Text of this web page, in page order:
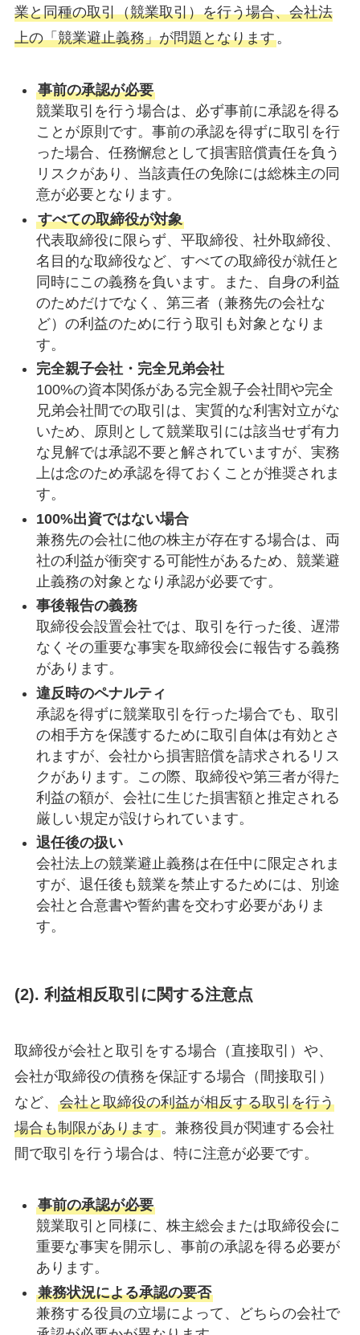
業と同種の取引（競業取引）を行う場合、会社法
上の「競業避止義務」が問題となります。
事前の承認が必要
競業取引を行う場合は、必ず事前に承認を得る
ことが原則です。事前の承認を得ずに取引を行
った場合、任務懈怠として損害賠償責任を負う
リスクがあり、当該責任の免除には総株主の同
意が必要となります。
すべての取締役が対象
代表取締役に限らず、平取締役、社外取締役、
名目的な取締役など、すべての取締役が就任と
同時にこの義務を負います。また、自身の利益
のためだけでなく、第三者（兼務先の会社な
ど）の利益のために行う取引も対象となりま
す。
完全親子会社・完全兄弟会社
100%の資本関係がある完全親子会社間や完全
兄弟会社間での取引は、実質的な利害対立がな
いため、原則として競業取引には該当せず有力
な見解では承認不要と解されていますが、実務
上は念のため承認を得ておくことが推奨されま
す。
100%出資ではない場合
兼務先の会社に他の株主が存在する場合は、両
社の利益が衝突する可能性があるため、競業避
止義務の対象となり承認が必要です。
事後報告の義務
取締役会設置会社では、取引を行った後、遅滞
なくその重要な事実を取締役会に報告する義務
があります。
違反時のペナルティ
承認を得ずに競業取引を行った場合でも、取引
の相手方を保護するために取引自体は有効とさ
れますが、会社から損害賠償を請求されるリス
クがあります。この際、取締役や第三者が得た
利益の額が、会社に生じた損害額と推定される
厳しい規定が設けられています。
退任後の扱い
会社法上の競業避止義務は在任中に限定されま
すが、退任後も競業を禁止するためには、別途
会社と合意書や誓約書を交わす必要がありま
す。
(2). 利益相反取引に関する注意点
取締役が会社と取引をする場合（直接取引）や、
会社が取締役の債務を保証する場合（間接取引）
など、 会社と取締役の利益が相反する取引を行う
場合も制限があります。兼務役員が関連する会社
間で取引を行う場合は、特に注意が必要です。
事前の承認が必要
競業取引と同様に、株主総会または取締役会に
重要な事実を開示し、事前の承認を得る必要が
あります。
兼務状況による承認の要否
兼務する役員の立場によって、どちらの会社で